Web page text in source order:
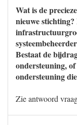
Wat is de
nieuwe
Bestaat de
ondersteuning,
ondersteuning
Zie antwoord